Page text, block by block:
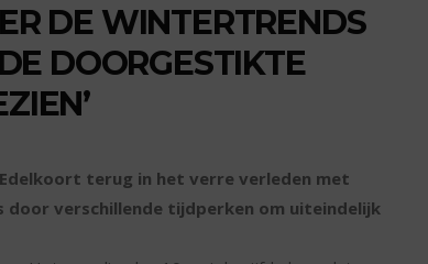
DE WINTERTRENDS
DOORGESTIKTE
terug in het verre verleden met
door verschillende tijdperken om uiteindelijk